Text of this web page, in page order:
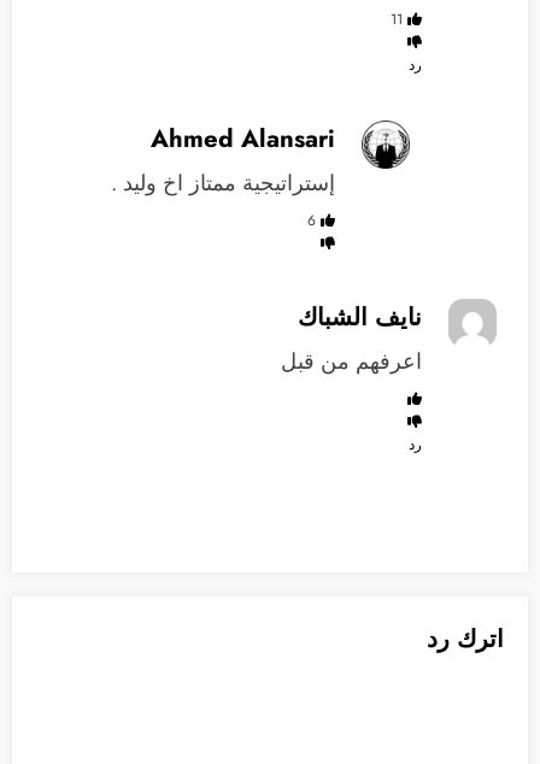
11
رد
Ahmed Alansari
إستراتيجية ممتاز اخ وليد .
6
نايف الشباك
‏اعرفهم ‏من قبل
رد
اترك رد